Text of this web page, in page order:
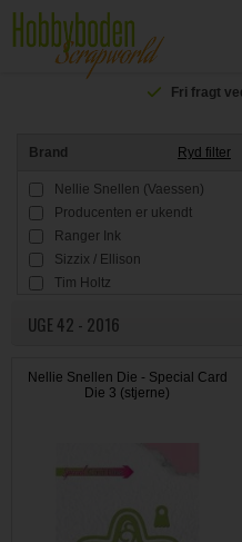
Fri fragt
Brand Ryd filter
Nellie Snellen (Vaessen)
Producenten er ukendt
Ranger Ink
Sizzix / Ellison
Tim Holtz
UGE 42 - 2016
Nellie Snellen Die - Special Card
Die 3 (stjerne)